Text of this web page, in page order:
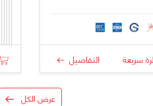
سريعة التفاصيل
عرض الكل